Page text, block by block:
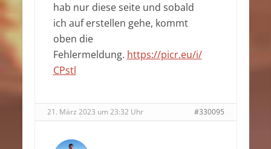
hab nur diese seite und sobald
ich auf erstellen gehe, kommt
oben die
Fehlermeldung. https://picr.eu/i/
CPstl
21. März 2023 um 23:32 Uhr #330095